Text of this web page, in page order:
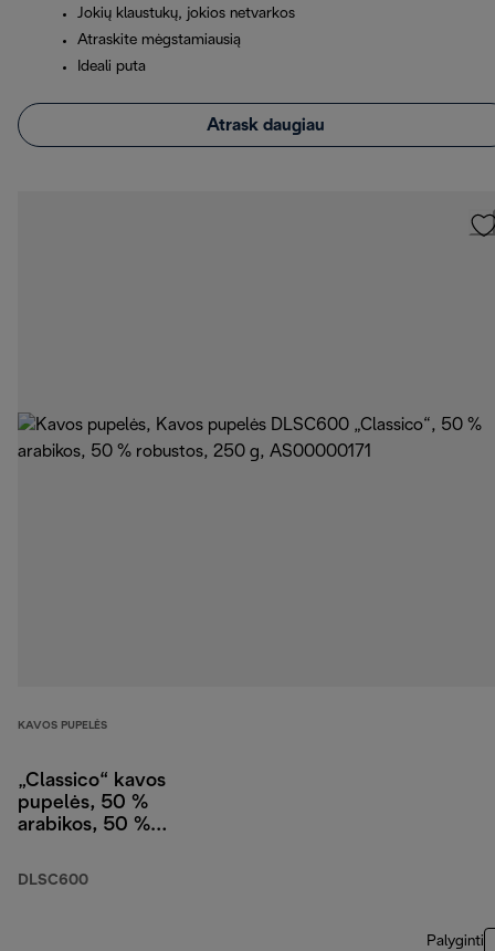
Jokių klaustukų, jokios netvarkos
Atraskite mėgstamiausią
Ideali puta
Atrask daugiau
KAVOS PUPELĖS
„Classico“ kavos
pupelės, 50 %
arabikos, 50 %
DLSC600
Palyginti